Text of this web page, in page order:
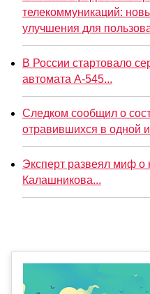
телекоммуникаций:
улучшения для
В России стартовало
автомата А-545...
Следком сообщил о
отравившихся в одной
Эксперт развеял миф о
Калашникова...